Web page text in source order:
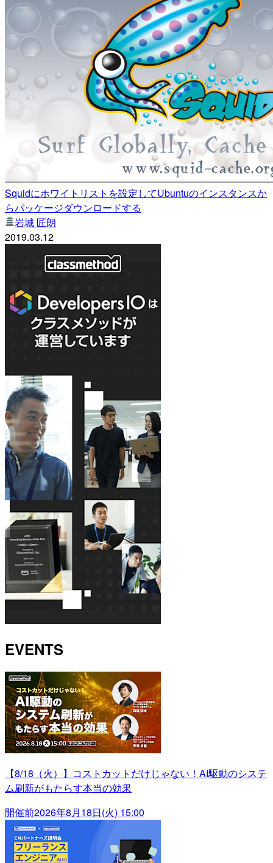
Squidにホワイトリストを設定してUbuntuのインスタンスか
らパッケージダウンロードする
岩城 匠朗
2019.03.12
EVENTS
【8/18（火）】コストカットだけじゃない！AI駆動のシステ
ム刷新がもたらす本当の効果
開催前2026年8月18日(火) 15:00